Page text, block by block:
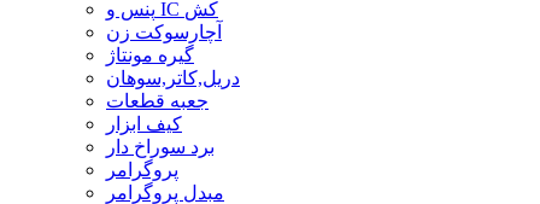
پنس و IC کش
آچارسوکت زن
گیره مونتاژ
دریل,کاتر,سوهان
جعبه قطعات
کیف ابزار
برد سوراخ دار
پروگرامر
مبدل پروگرامر